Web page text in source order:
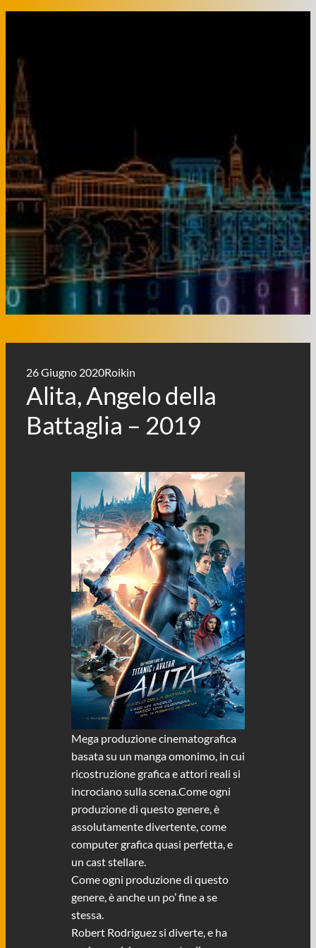
26 Giugno 2020Roikin
Alita, Angelo della
Battaglia – 2019
Mega produzione cinematografica
basata su un manga omonimo, in cui
ricostruzione grafica e attori reali si
incrociano sulla scena.Come ogni
produzione di questo genere, è
assolutamente divertente, come
computer grafica quasi perfetta, e
un cast stellare.
Come ogni produzione di questo
genere, è anche un po’ fine a se
stessa.
Robert Rodriguez si diverte, e ha